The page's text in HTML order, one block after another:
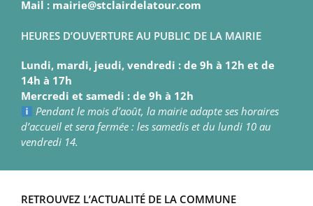
Mail : mairie@stclairdelatour.com
HEURES D’OUVERTURE AU PUBLIC DE LA MAIRIE
Lundi, mardi, jeudi, vendredi : de 9h à 12h et de
14h à 17h
Mercredi et samedi : de 9h à 12h
Pendant le mois d’août, la mairie adapte ses horaires
d’accueil et sera fermée : les samedis et du lundi 10 au
vendredi 14.
RETROUVEZ L’ACTUALITÉ DE LA COMMUNE